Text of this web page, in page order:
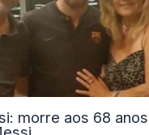
morre aos 68